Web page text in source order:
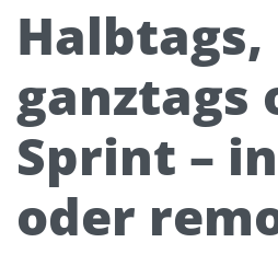
Halbtags,
ganztags
Sprint –
oder